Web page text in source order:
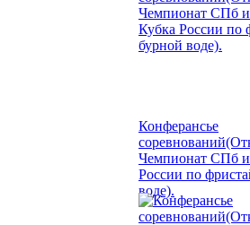
Конферансье
Чемпионат СПб и
России по
воде).